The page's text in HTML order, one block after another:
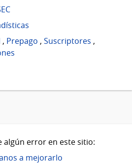
, Prepago , Suscriptores ,
algún error en este sitio:
a mejorarlo